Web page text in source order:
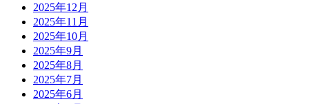
2025年12月
2025年11月
2025年10月
2025年9月
2025年8月
2025年7月
2025年6月